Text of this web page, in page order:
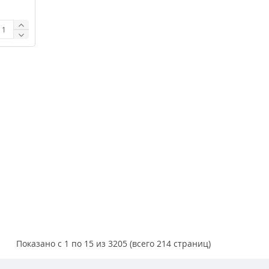
Показано с 1 по 15 из 3205 (всего 214 страниц)